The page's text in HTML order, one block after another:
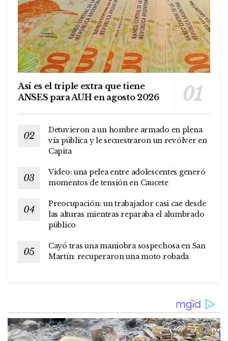
Así es el triple extra que tiene
ANSES para AUH en agosto 2026
Detuvieron a un hombre armado en plena
vía pública y le secuestraron un revólver en
Capita
Video: una pelea entre adolescentes generó
momentos de tensión en Caucete
Preocupación: un trabajador casi cae desde
las alturas mientras reparaba el alumbrado
público
Cayó tras una maniobra sospechosa en San
Martín: recuperaron una moto robada